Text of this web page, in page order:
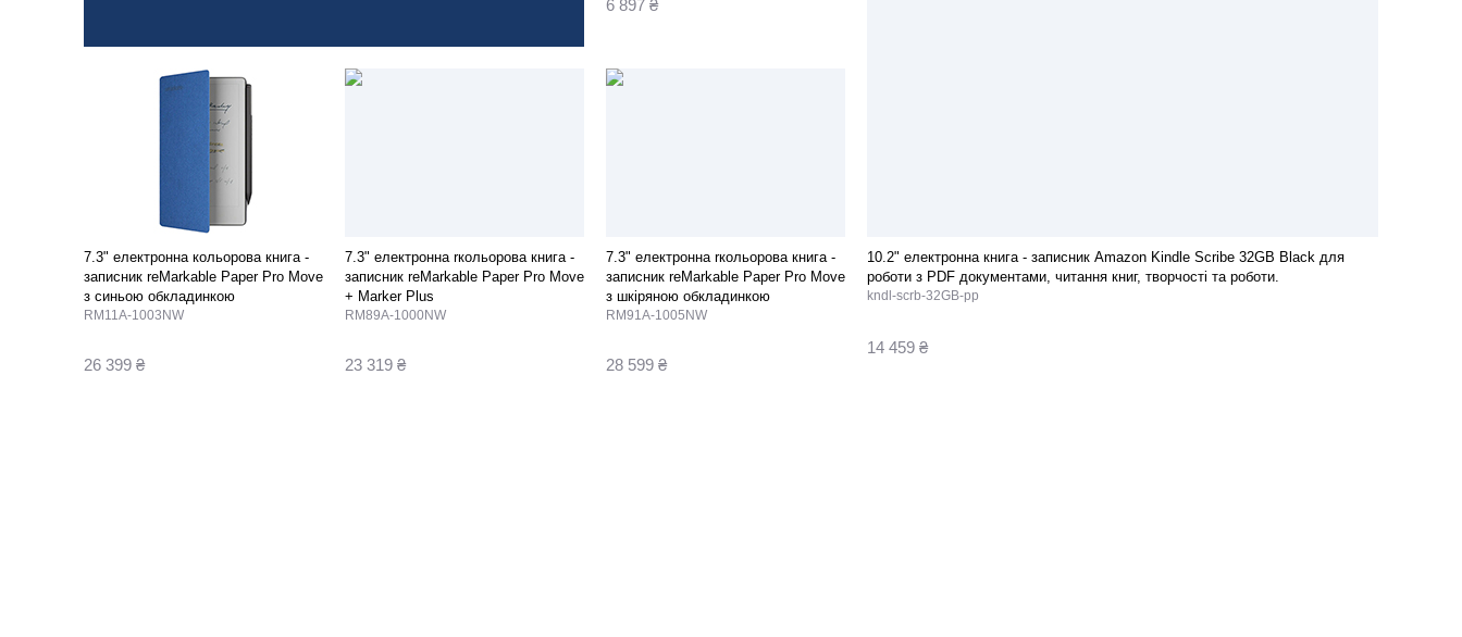
6 897 ₴
7.3" електронна кольорова книга -
записник reMarkable Paper Pro Move
з синьою обкладинкою
RM11A-1003NW
26 399 ₴
7.3" електронна rкольорова книга -
записник reMarkable Paper Pro Move
+ Marker Plus
RM89A-1000NW
23 319 ₴
7.3" електронна rкольорова книга -
записник reMarkable Paper Pro Move
з шкіряною обкладинкою
RM91A-1005NW
28 599 ₴
10.2" електронна книга - записник Amazon Kindle Scribe 32GB Black для
роботи з PDF документами, читання книг, творчості та роботи.
kndl-scrb-32GB-pp
14 459 ₴